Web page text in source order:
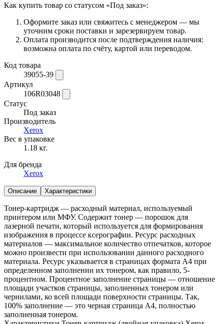
Как купить товар со статусом «Под заказ»:
Оформите заказ или свяжитесь с менеджером — мы
уточним сроки поставки и зарезервируем товар.
Оплата производится после подтверждения наличия:
возможна оплата по счёту, картой или переводом.
Код товара
39055-39
Артикул
106R03048
Статус
Под заказ
Производитель
Xerox
Вес в упаковке
1.18 кг.
Для бренда
Xerox
Описание Характеристики
Тонер-картридж — расходный материал, используемый
принтером или МФУ. Содержит тонер — порошок для
лазерной печати, который используется для формирования
изображения в процессе ксерографии. Ресурс расходных
материалов — максимальное количество отпечатков, которое
можно произвести при использовании данного расходного
материала. Ресурс указывается в страницах формата А4 при
определенном заполнении их тонером, как правило, 5-
процентном. Процентное заполнение страницы — отношение
площади участков страницы, заполненных тонером или
чернилами, ко всей площади поверхности страницы. Так,
100% заполнение — это черная страница А4, полностью
заполненная тонером.